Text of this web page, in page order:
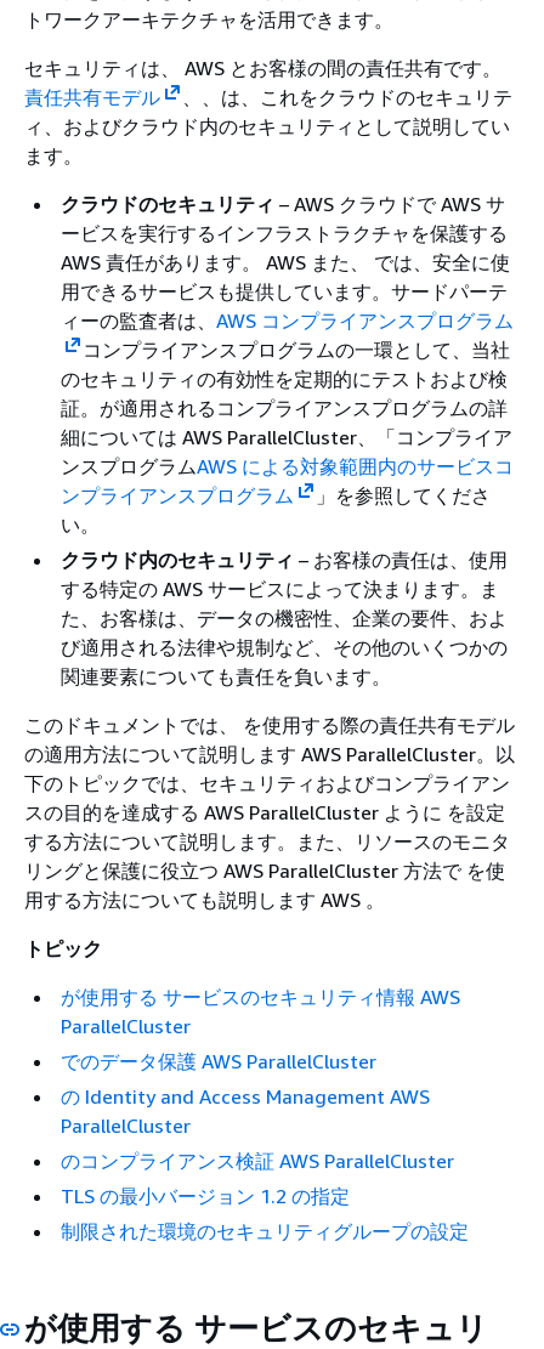
トワークアーキテクチャを活用できます。
セキュリティは、 AWS とお客様の間の責任共有です。
責任共有モデル
、、は、これをクラウドのセキュリテ
ィ、およびクラウド内のセキュリティとして説明してい
ます。
クラウドのセキュリティ – AWS クラウドで AWS サ
ービスを実行するインフラストラクチャを保護する
AWS 責任があります。 AWS また、 では、安全に使
用できるサービスも提供しています。サードパーテ
ィーの監査者は、 AWS コンプライアンスプログラム
コンプライアンスプログラムの一環として、当社
のセキュリティの有効性を定期的にテストおよび検
証。 が適用されるコンプライアンスプログラムの詳
細については AWS ParallelCluster、「コンプライア
ンスプログラムAWS による対象範囲内のサービスコ
ンプライアンスプログラム
」を参照してくださ
い。
クラウド内のセキュリティ – お客様の責任は、使用
する特定の AWS サービスによって決まります。ま
た、お客様は、データの機密性、企業の要件、およ
び適用される法律や規制など、その他のいくつかの
関連要素についても責任を負います。
このドキュメントでは、 を使用する際の責任共有モデル
の適用方法について説明します AWS ParallelCluster。以
下のトピックでは、セキュリティおよびコンプライアン
スの目的を達成する AWS ParallelCluster ように を設定
する方法について説明します。また、リソースのモニタ
リングと保護に役立つ AWS ParallelCluster 方法で を使
用する方法についても説明します AWS 。
トピック
が使用する サービスのセキュリティ情報 AWS
ParallelCluster
でのデータ保護 AWS ParallelCluster
の Identity and Access Management AWS
ParallelCluster
のコンプライアンス検証 AWS ParallelCluster
TLS の最小バージョン 1.2 の指定
制限された環境のセキュリティグループの設定
が使用する サービスのセキュリ